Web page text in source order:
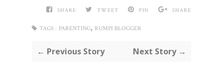
SHARE TWEET PIN SHARE
TAGS : PARENTING, RUMPI BLOGGER
← Previous Story Next Story →